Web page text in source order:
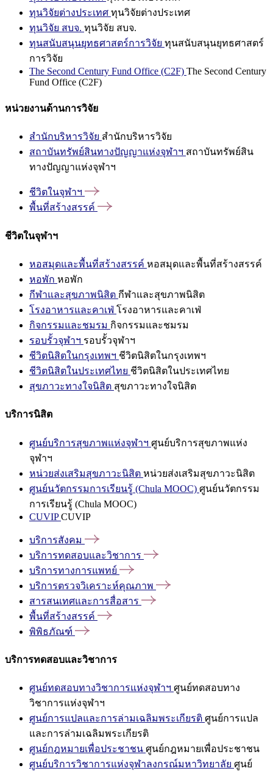
ทุนวิจัยต่างประเทศ ทุนวิจัยต่างประเทศ
ทุนวิจัย สบจ. ทุนวิจัย สบจ.
ทุนสนับสนุนยุทธศาสตร์การวิจัย ทุนสนับสนุนยุทธศาสตร์
การวิจัย
The Second Century Fund Office (C2F) The Second Century
Fund Office (C2F)
หน่วยงานด้านการวิจัย
สำนักบริหารวิจัย สำนักบริหารวิจัย
สถาบันทรัพย์สินทางปัญญาแห่งจุฬาฯ สถาบันทรัพย์สิน
ทางปัญญาแห่งจุฬาฯ
ชีวิตในจุฬาฯ
พื้นที่สร้างสรรค์
ชีวิตในจุฬาฯ
หอสมุดและพื้นที่สร้างสรรค์ หอสมุดและพื้นที่สร้างสรรค์
หอพัก หอพัก
กีฬาและสุขภาพนิสิต กีฬาและสุขภาพนิสิต
โรงอาหารและคาเฟ่ โรงอาหารและคาเฟ่
กิจกรรมและชมรม กิจกรรมและชมรม
รอบรั้วจุฬาฯ รอบรั้วจุฬาฯ
ชีวิตนิสิตในกรุงเทพฯ ชีวิตนิสิตในกรุงเทพฯ
ชีวิตนิสิตในประเทศไทย ชีวิตนิสิตในประเทศไทย
สุขภาวะทางใจนิสิต สุขภาวะทางใจนิสิต
บริการนิสิต
ศูนย์บริการสุขภาพแห่งจุฬาฯ ศูนย์บริการสุขภาพแห่ง
จุฬาฯ
หน่วยส่งเสริมสุขภาวะนิสิต หน่วยส่งเสริมสุขภาวะนิสิต
ศูนย์นวัตกรรมการเรียนรู้ (Chula MOOC) ศูนย์นวัตกรรม
การเรียนรู้ (Chula MOOC)
CUVIPCUVIP
บริการสังคม
บริการทดสอบและวิชาการ
บริการทางการแพทย์
บริการตรวจวิเคราะห์คุณภาพ
สารสนเทศและการสื่อสาร
พื้นที่สร้างสรรค์
พิพิธภัณฑ์
บริการทดสอบและวิชาการ
ศูนย์ทดสอบทางวิชาการแห่งจุฬาฯ ศูนย์ทดสอบทาง
วิชาการแห่งจุฬาฯ
ศูนย์การแปลและการล่ามเฉลิมพระเกียรติ ศูนย์การแปล
และการล่ามเฉลิมพระเกียรติ
ศูนย์กฎหมายเพื่อประชาชน ศูนย์กฎหมายเพื่อประชาชน
ศูนย์บริการวิชาการแห่งจุฬาลงกรณ์มหาวิทยาลัย ศูนย์